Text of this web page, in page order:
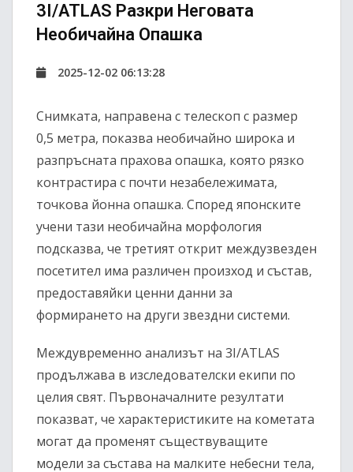
3I/ATLAS Разкри Неговата
Необичайна Опашка
2025-12-02 06:13:28
Снимката, направена с телескоп с размер
0,5 метра, показва необичайно широка и
разпръсната прахова опашка, която рязко
контрастира с почти незабележимата,
точкова йонна опашка. Според японските
учени тази необичайна морфология
подсказва, че третият открит междузвезден
посетител има различен произход и състав,
предоставяйки ценни данни за
формирането на други звездни системи.
Междувременно анализът на 3I/ATLAS
продължава в изследователски екипи по
целия свят. Първоначалните резултати
показват, че характеристиките на кометата
могат да променят съществуващите
модели за състава на малките небесни тела,